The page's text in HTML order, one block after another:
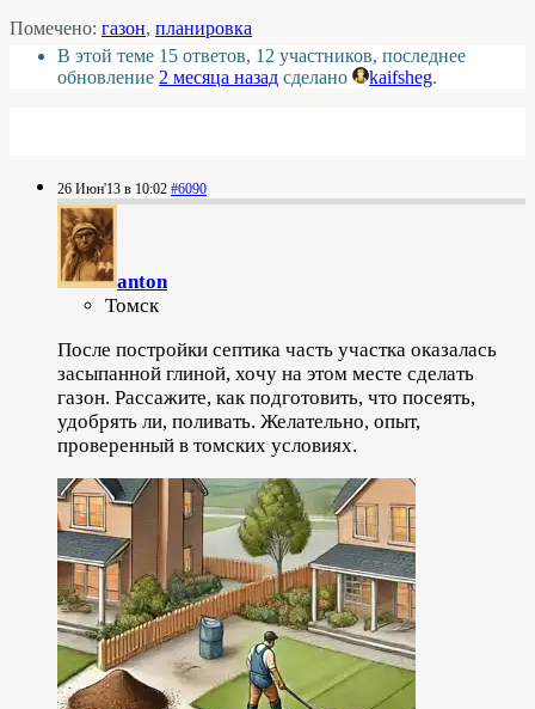
Помечено: газон, планировка
В этой теме 15 ответов, 12 участников, последнее
обновление 2 месяца назад сделано kaifsheg.
26 Июн'13 в 10:02 #6090
anton
Томск
После постройки септика часть участка оказалась
засыпанной глиной, хочу на этом месте сделать
газон. Рассажите, как подготовить, что посеять,
удобрять ли, поливать. Желательно, опыт,
проверенный в томских условиях.